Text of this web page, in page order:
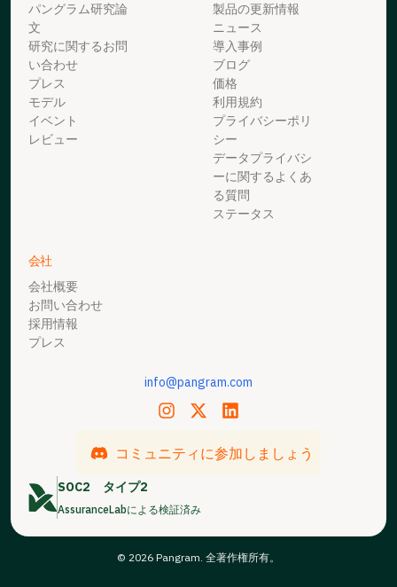
パングラム研究論
文
研究に関するお問
い合わせ
プレス
モデル
イベント
レビュー
製品の更新情報
ニュース
導入事例
ブログ
価格
利用規約
プライバシーポリ
シー
データプライバシ
ーに関するよくあ
る質問
ステータス
会社
会社概要
お問い合わせ
採用情報
プレス
SOC2 タイプ2
AssuranceLabによる検証済み
info@pangram.com
コミュニティに参加しましょう
© 2026 Pangram. 全著作権所有。